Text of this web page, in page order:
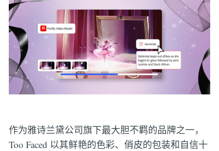
作为雅诗兰黛公司旗下最大胆不羁的品牌之一，
Too Faced 以其鲜艳的色彩、俏皮的包装和自信十